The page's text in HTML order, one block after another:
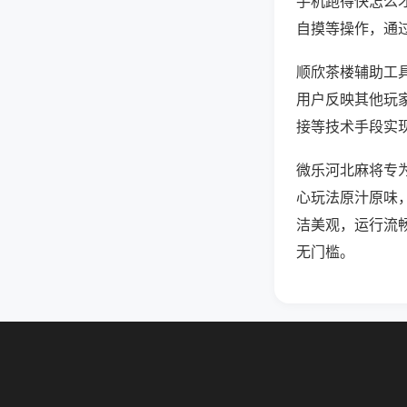
自摸等操作，通
顺欣茶楼辅助工
用户反映其他玩
接等技术手段实
微乐河北麻将专
心玩法原汁原味
洁美观，运行流
无门槛。